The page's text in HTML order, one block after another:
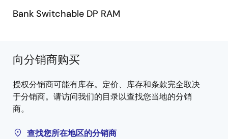
Bank Switchable DP RAM
向分销商购买
授权分销商可能有库存。定价、库存和条款完全取决
于分销商。请访问我们的目录以查找您当地的分销
商。
查找您所在地区的分销商